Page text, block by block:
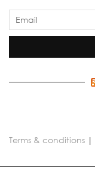
Terms & conditions |